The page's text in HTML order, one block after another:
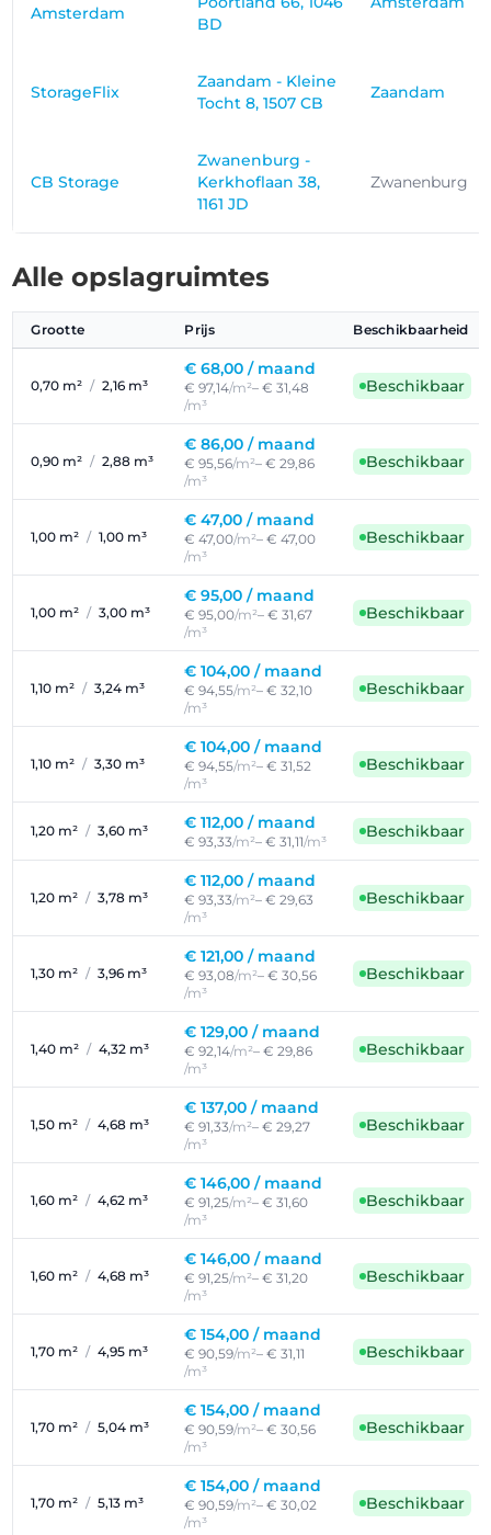
Amsterdam
BD
StorageFlix
Zaandam - Kleine
Tocht 8, 1507 CB
Zaandam
CB Storage
Zwanenburg -
Kerkhoflaan 38,
1161 JD
Zwanenburg
Alle opslagruimtes
Grootte Prijs Beschikbaarheid
0,70 m² / 2,16 m³
€ 68,00 / maand
€ 97,14/m²– € 31,48
/m³
Beschikbaar
0,90 m² / 2,88 m³
€ 86,00 / maand
€ 95,56/m²– € 29,86
/m³
Beschikbaar
1,00 m² / 1,00 m³
€ 47,00 / maand
€ 47,00/m²– € 47,00
/m³
Beschikbaar
1,00 m² / 3,00 m³
€ 95,00 / maand
€ 95,00/m²– € 31,67
/m³
Beschikbaar
1,10 m² / 3,24 m³
€ 104,00 / maand
€ 94,55/m²– € 32,10
/m³
Beschikbaar
1,10 m² / 3,30 m³
€ 104,00 / maand
€ 94,55/m²– € 31,52
/m³
Beschikbaar
1,20 m² / 3,60 m³ € 112,00 / maand
€ 93,33/m²– € 31,11/m³
Beschikbaar
1,20 m² / 3,78 m³
€ 112,00 / maand
€ 93,33/m²– € 29,63
/m³
Beschikbaar
1,30 m² / 3,96 m³
€ 121,00 / maand
€ 93,08/m²– € 30,56
/m³
Beschikbaar
1,40 m² / 4,32 m³
€ 129,00 / maand
€ 92,14/m²– € 29,86
/m³
Beschikbaar
1,50 m² / 4,68 m³
€ 137,00 / maand
€ 91,33/m²– € 29,27
/m³
Beschikbaar
1,60 m² / 4,62 m³
€ 146,00 / maand
€ 91,25/m²– € 31,60
/m³
Beschikbaar
1,60 m² / 4,68 m³
€ 146,00 / maand
€ 91,25/m²– € 31,20
/m³
Beschikbaar
1,70 m² / 4,95 m³
€ 154,00 / maand
€ 90,59/m²– € 31,11
/m³
Beschikbaar
1,70 m² / 5,04 m³
€ 154,00 / maand
€ 90,59/m²– € 30,56
/m³
Beschikbaar
1,70 m² / 5,13 m³
€ 154,00 / maand
€ 90,59/m²– € 30,02
/m³
Beschikbaar